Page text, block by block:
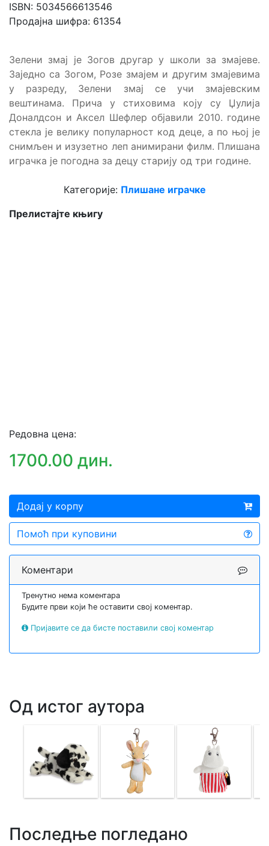
ISBN: 5034566613546
Продајна шифра: 61354
Зелени змај је Зогов другар у школи за змајеве.
Заједно са Зогом, Розе змајем и другим змајевима
у разреду, Зелени змај се учи змајевским
вештинама. Прича у стиховима коју су Џулија
Доналдсон и Аксел Шефлер објавили 2010. године
стекла је велику популарност код деце, а по њој је
снимљен и изузетно леп анимирани филм. Плишана
играчка је погодна за децу старију од три године.
Категорије: Плишане играчке
Прелистајте књигу
Редовна цена:
1700.00 дин.
Додај у корпу
Помоћ при куповини
Коментари
Тренутно нема коментара
Будите први који ће оставити свој коментар.
Пријавите се да бисте поставили свој коментар
Од истог аутора
Последње погледано